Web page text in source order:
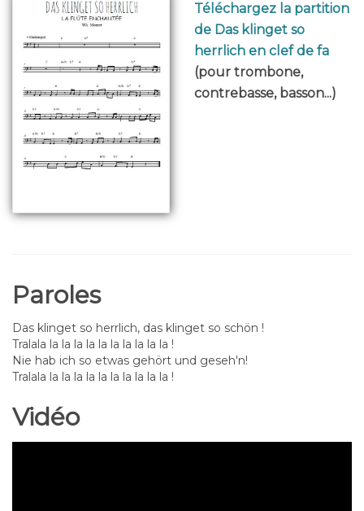
Téléchargez la partition
de Das klinget so
herrlich en clef de fa
(pour trombone,
contrebasse, basson...)
Paroles
Das klinget so herrlich, das klinget so schön !
Tralala la la la la la la la la la la !
Nie hab ich so etwas gehört und geseh'n!
Tralala la la la la la la la la la la !
Vidéo